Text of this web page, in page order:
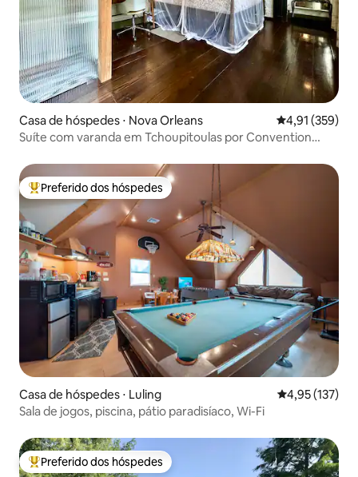
Casa de hóspedes ⋅ Nova Orleans 4,91 de uma
4,91 (359)
Suíte com varanda em Tchoupitoulas por Convention
Entre os melhores preferidos dos hóspedes
Preferido dos hóspedes
Casa de hóspedes ⋅ Luling 4,95 de uma
4,95 (137)
Sala de jogos, piscina, pátio paradisíaco, Wi-Fi
Entre os melhores preferidos dos hóspedes
Preferido dos hóspedes